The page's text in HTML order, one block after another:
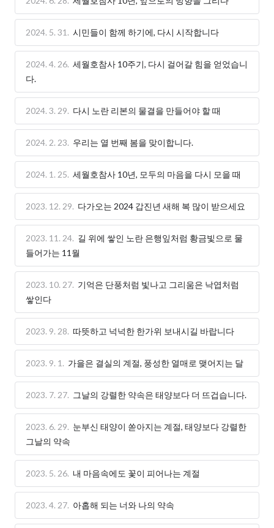
2024. 5. 31. 시민들이 함께 하기에, 다시 시작합니다
2024. 4. 26. 세월호참사 10주기, 다시 걸어갈 힘을 얻었습니
다.
2024. 3. 29. 다시 노란 리본의 물결을 만들어야 할 때
2024. 2. 23. 우리는 열 번째 봄을 맞이합니다.
2024. 1. 25. 세월호참사 10년, 모두의 마음을 다시 모을 때
2023. 12. 29. 다가오는 2024 갑진년 새해 복 많이 받으세요
2023. 11. 24. 길 위에 쌓인 노란 은행잎처럼 황금빛으로 물
들어가는 11월
2023. 10. 27. 기억은 단풍처럼 빛나고 그리움은 낙엽처럼
쌓인다
2023. 9. 28. 따뜻하고 넉넉한 한가위 보내시길 바랍니다
2023. 9. 1. 가을은 결실의 계절, 풍성한 열매로 맺어지는 달
2023. 7. 27. 그날의 강렬한 약속은 태양보다 더 뜨겁습니다.
2023. 6. 29. 눈부신 태양이 쏟아지는 계절, 태양보다 강렬한
그날의 약속
2023. 5. 26. 내 마음속에도 꽃이 피어나는 계절
2023. 4. 27. 아홉해 되는 너와 나의 약속